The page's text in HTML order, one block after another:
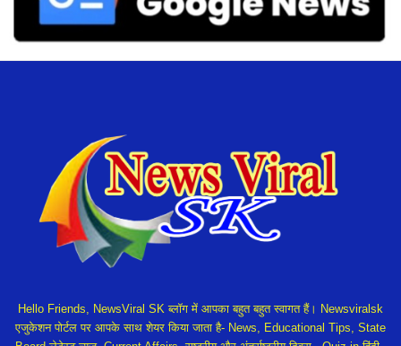
Hello Friends, NewsViral SK ब्लॉग में आपका बहुत बहुत स्वागत हैं। Newsviralsk
एजुकेशन पोर्टल पर आपके साथ शेयर किया जाता है- News, Educational Tips, State